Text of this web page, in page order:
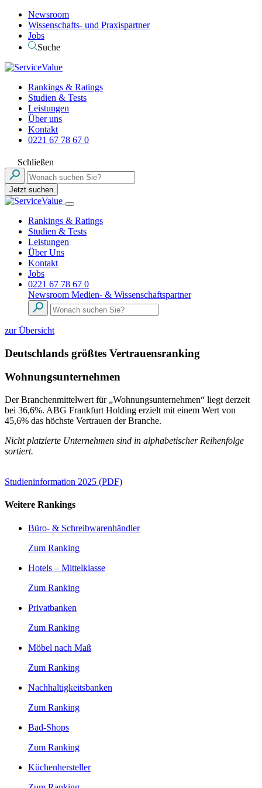
Newsroom
Wissenschafts- und Praxispartner
Jobs
Suche
Rankings & Ratings
Studien & Tests
Leistungen
Über uns
Kontakt
0221 67 78 67 0
Schließen
Jetzt suchen
Rankings & Ratings
Studien & Tests
Leistungen
Über Uns
Kontakt
Jobs
0221 67 78 67 0
Newsroom Medien- & Wissenschaftspartner
zur Übersicht
Deutschlands größtes Vertrauensranking
Wohnungsunternehmen
Der Branchenmittelwert für „Wohnungsunternehmen“ liegt derzeit
bei 36,6%. ABG Frankfurt Holding erzielt mit einem Wert von
45,6% das höchste Vertrauen der Branche.
Nicht platzierte Unternehmen sind in alphabetischer Reihenfolge
sortiert.
Studieninformation 2025 (PDF)
Weitere Rankings
Büro- & Schreibwarenhändler
Zum Ranking
Hotels – Mittelklasse
Zum Ranking
Privatbanken
Zum Ranking
Möbel nach Maß
Zum Ranking
Nachhaltigkeitsbanken
Zum Ranking
Bad-Shops
Zum Ranking
Küchenhersteller